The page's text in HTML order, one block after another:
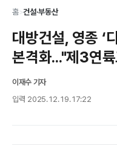
홈>건설·부동산
대방건설, 영종 ‘
본격화..."제3연
이재수 기자
입력 2025. 12. 19. 17:22